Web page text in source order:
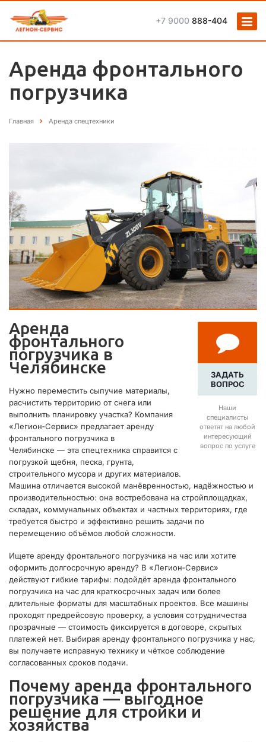
+7 9000 888-404
Аренда фронтального
погрузчика
Главная Аренда спецтехниĸи
ЗАДАТЬ
ВОПРОС
Наши
специалисты
ответят на любой
интересующий
вопрос по услуге
Аренда
фронтального
погрузчика в
Челябинске
Нужно переместить сыпучие материалы,
расчистить территорию от снега или
выполнить планировку участка? Компания
«Легион‑Сервис» предлагает аренду
фронтального погрузчика в
Челябинске — эта спецтехника справится с
погрузкой щебня, песка, грунта,
строительного мусора и других материалов.
Машина отличается высокой манёвренностью, надёжностью и
производительностью: она востребована на стройплощадках,
складах, коммунальных объектах и частных территориях, где
требуется быстро и эффективно решить задачи по
перемещению объёмов любой сложности.
Ищете аренду фронтального погрузчика на час или хотите
оформить долгосрочную аренду? В «Легион‑Сервис»
действуют гибкие тарифы: подойдёт аренда фронтального
погрузчика на час для краткосрочных задач или более
длительные форматы для масштабных проектов. Все машины
проходят предрейсовую проверку, а условия сотрудничества
прозрачные — стоимость фиксируется в договоре, скрытых
платежей нет. Выбирая аренду фронтального погрузчика у нас,
вы получаете исправную технику и чёткое соблюдение
согласованных сроков подачи.
Почему аренда фронтального
погрузчика — выгодное
решение для стройки и
хозяйства